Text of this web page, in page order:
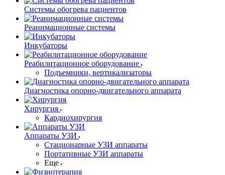
Системы обогрева пациентов
Реанимационные системы
Инкубаторы
Реабилитационное оборудование
Подъемники, вертикализаторы
Диагностика опорно-двигательного аппарата
Хирургия
Кардиохирургия
Аппараты УЗИ
Стационарные УЗИ аппараты
Портативные УЗИ аппараты
Еще